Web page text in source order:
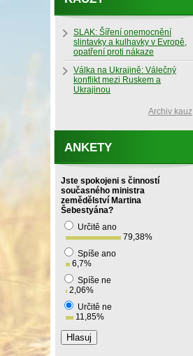
SLAK: Šíření onemocnění
slintavky a kulhavky v Evropě,
opatření proti nákaze
Válka na Ukrajině: Válečný
konflikt mezi Ruskem a
Ukrajinou
Archiv kauz
ANKETY
Jste spokojeni s činností
současného ministra
zemědělství Martina
Šebestyána?
Určitě ano
79,38%
Spíše ano
6,7%
Spíše ne
2,06%
Určitě ne
11,85%